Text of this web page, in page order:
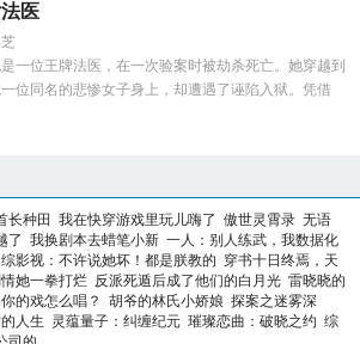
医
一位王牌法医，在一次验案时被劫杀死亡。她穿越到
位同名的悲惨女子身上，却遭遇了诬陷入狱。凭借
长种田 我在快穿游戏里玩儿嗨了 傲世灵霄录 无语
了 我换剧本去蜡笔小新 一人：别人练武，我数据化
综影视：不许说她坏！都是朕教的 穿书十日终焉，天
她一拳打烂 反派死遁后成了他们的白月光 雷晓晓的
的戏怎么唱？ 胡爷的林氏小娇娘 探案之迷雾深
人生 灵蕴量子：纠缠纪元 璀璨恋曲：破晓之约 综